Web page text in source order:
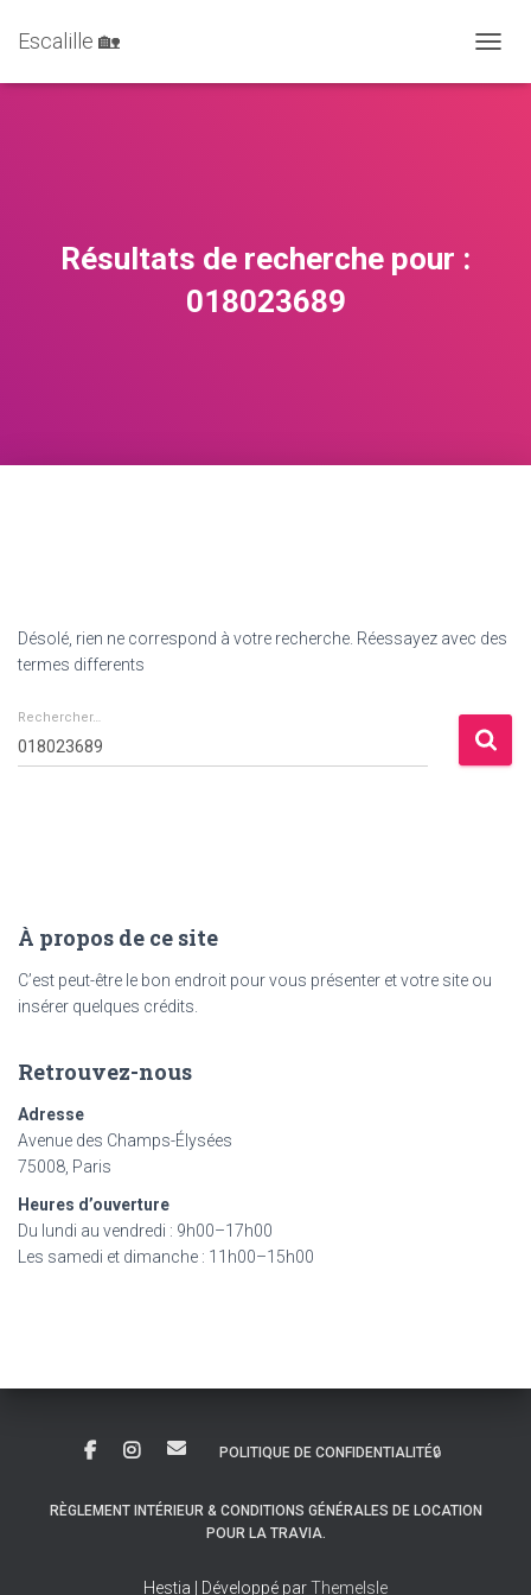
Escalille 🏡
Résultats de recherche pour :
018023689
Désolé, rien ne correspond à votre recherche. Réessayez avec des
termes differents
Rechercher :
Rechercher…
À propos de ce site
C’est peut-être le bon endroit pour vous présenter et votre site ou
insérer quelques crédits.
Retrouvez-nous
Adresse
Avenue des Champs-Élysées
75008, Paris
Heures d’ouverture
Du lundi au vendredi : 9h00–17h00
Les samedi et dimanche : 11h00–15h00
POLITIQUE DE CONFIDENTIALITÉ🔒
RÈGLEMENT INTÉRIEUR & CONDITIONS GÉNÉRALES DE LOCATION
POUR LA TRAVIA.
Hestia | Développé parThemeIsle